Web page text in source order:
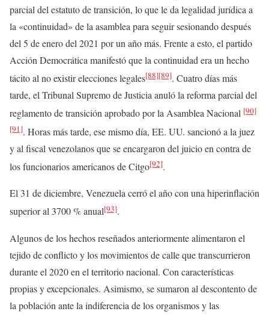
parcial del estatuto de transición, lo que le da legalidad jurídica a
la «continuidad» de la asamblea para seguir sesionando después
del 5 de enero del 2021 por un año más. Frente a esto, el partido
Acción Democrática manifestó que la continuidad era un hecho
tácito al no existir elecciones legales[88][89]. Cuatro días más
tarde, el Tribunal Supremo de Justicia anuló la reforma parcial del
reglamento de transición aprobado por la Asamblea Nacional [90]
[91]. Horas más tarde, ese mismo día, EE. UU. sancionó a la juez
y al fiscal venezolanos que se encargaron del juicio en contra de
los funcionarios americanos de Citgo[92].
El 31 de diciembre, Venezuela cerró el año con una hiperinflación
superior al 3700 % anual[93].
Algunos de los hechos reseñados anteriormente alimentaron el
tejido de conflicto y los movimientos de calle que transcurrieron
durante el 2020 en el territorio nacional. Con características
propias y excepcionales. Asimismo, se sumaron al descontento de
la población ante la indiferencia de los organismos y las